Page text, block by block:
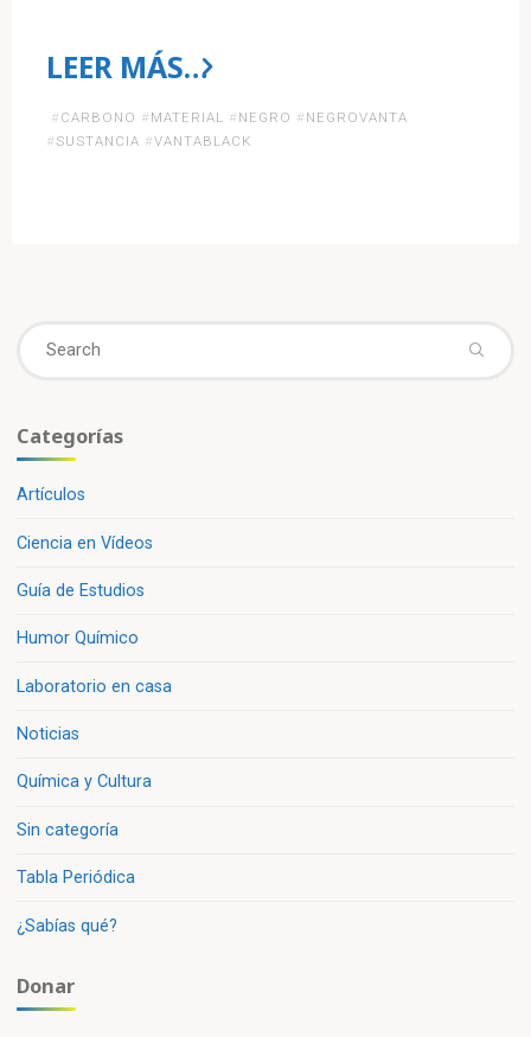
LEER MÁS…
«El
sustancia
oscura
que
existe»
# CARBONO # MATERIAL # NEGRO # NEGROVANTA
# SUSTANCIA #VANTABLACK
Categorías
Artículos
Ciencia en Vídeos
Guía de Estudios
Humor Químico
Laboratorio en casa
Noticias
Química y Cultura
Sin categoría
Tabla Periódica
¿Sabías qué?
Donar